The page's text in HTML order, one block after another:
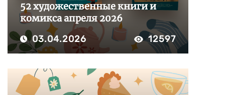
52 художественные книги и
комикса апреля 2026
03.04.2026 12597